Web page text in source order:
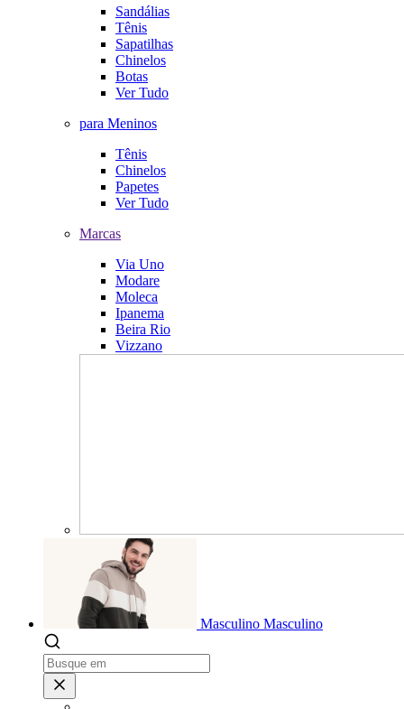
Sandálias
Tênis
Sapatilhas
Chinelos
Botas
Ver Tudo
para Meninos
Tênis
Chinelos
Papetes
Ver Tudo
Marcas
Via Uno
Modare
Moleca
Ipanema
Beira Rio
Vizzano
Masculino Masculino